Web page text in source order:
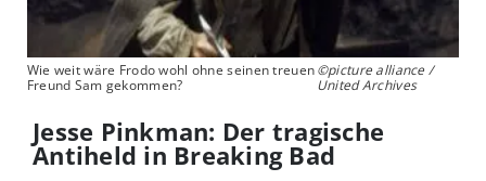
Wie weit wäre Frodo wohl ohne seinen treuen
Freund Sam gekommen?
©picture alliance /
United Archives
Jesse Pinkman: Der tragische
Antiheld in Breaking Bad